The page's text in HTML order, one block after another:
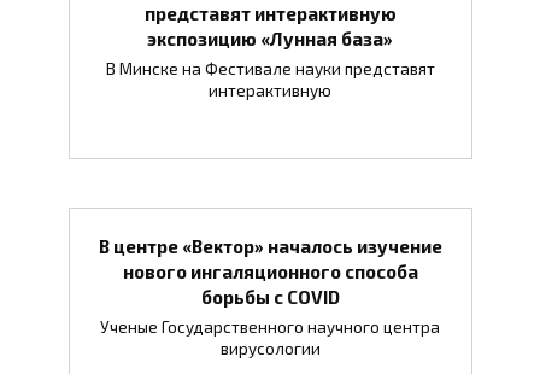
представят интерактивную
экспозицию «Лунная база»
В Минске на Фестивале науки представят
интерактивную
В центре «Вектор» началось изучение
нового ингаляционного способа
борьбы с COVID
Ученые Государственного научного центра
вирусологии